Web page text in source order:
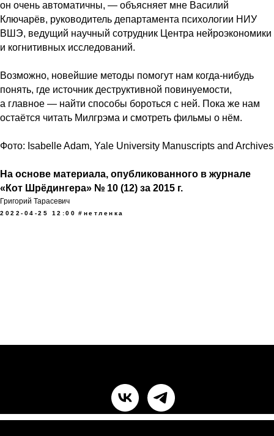
он очень автоматичны, — объясняет мне Василий
Ключарёв, руководитель департамента психологии НИУ
ВШЭ, ведущий научный сотрудник Центра нейроэкономики
и когнитивных исследований.
Возможно, новейшие методы помогут нам когда-нибудь
понять, где источник деструктивной повинуемости,
а главное — найти способы бороться с ней. Пока же нам
остаётся читать Милгрэма и смотреть фильмы о нём.
Фото: Isabelle Adam, Yale University Manuscripts and Archives
На основе материала, опубликованного в журнале
«Кот Шрёдингера» № 10 (12) за 2015 г.
Григорий Тарасевич
2022-04-25 12:00 #нетленка